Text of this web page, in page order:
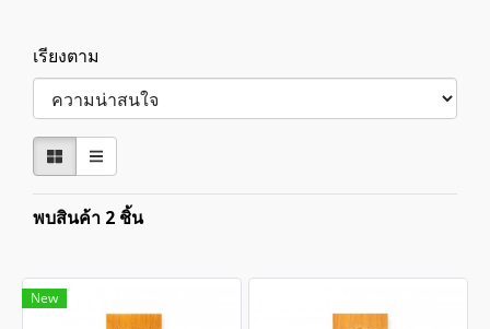
เรียงตาม
พบสินค้า 2 ชิ้น
New